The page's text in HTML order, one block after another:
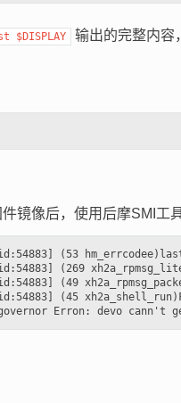
$DISPLAY 输出的完整内容
镜像后，使用后摩SMI工
(53
(269
(49
(45